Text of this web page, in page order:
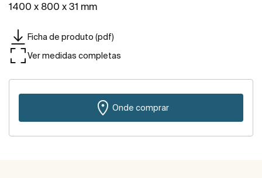
1400 x 800 x 31 mm
Ficha de produto (pdf)
Ver medidas completas
Onde comprar